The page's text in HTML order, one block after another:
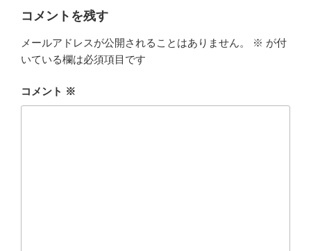
コメントを残す
メールアドレスが公開されることはありません。 ※ が付
いている欄は必須項目です
コメント ※